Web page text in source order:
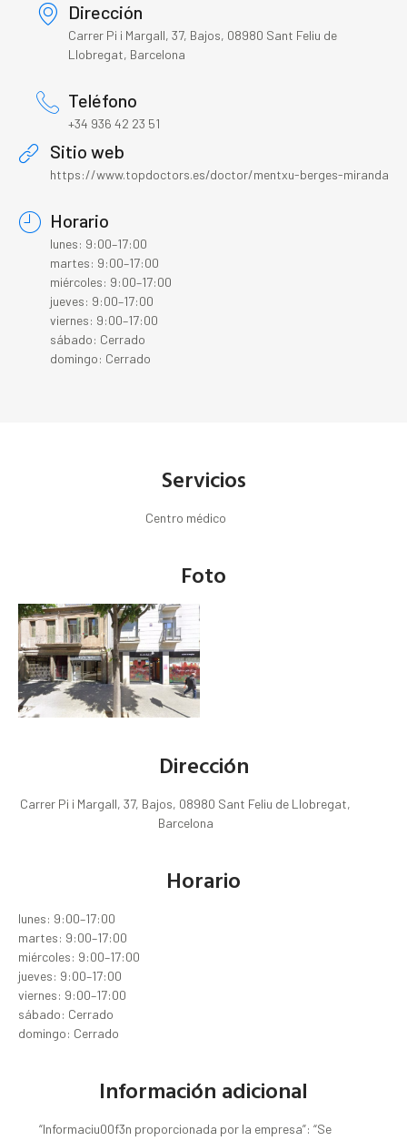
Dirección
Carrer Pi i Margall, 37, Bajos, 08980 Sant Feliu de
Llobregat, Barcelona
Teléfono
+34 936 42 23 51
Sitio web
https://www.topdoctors.es/doctor/mentxu-berges-miranda
Horario
lunes: 9:00–17:00
martes: 9:00–17:00
miércoles: 9:00–17:00
jueves: 9:00–17:00
viernes: 9:00–17:00
sábado: Cerrado
domingo: Cerrado
Servicios
Centro médico
Foto
Dirección
Carrer Pi i Margall, 37, Bajos, 08980 Sant Feliu de Llobregat,
Barcelona
Horario
lunes: 9:00–17:00
martes: 9:00–17:00
miércoles: 9:00–17:00
jueves: 9:00–17:00
viernes: 9:00–17:00
sábado: Cerrado
domingo: Cerrado
Información adicional
“Informaciu00f3n proporcionada por la empresa”: “Se